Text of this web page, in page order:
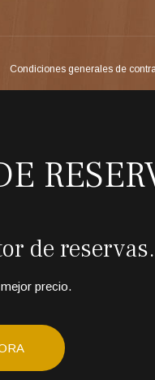
Condiciones generales de
de reservas.
precio.